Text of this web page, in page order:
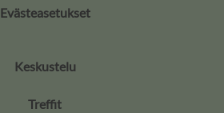
Evästeasetukset
Keskustelu
Treffit